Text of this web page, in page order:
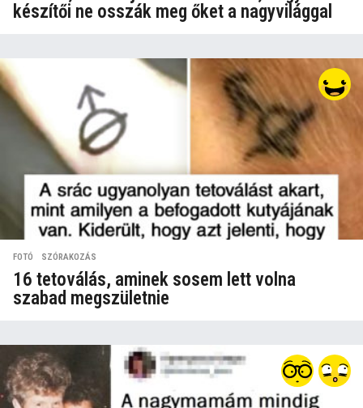
készítői ne osszák meg őket a nagyvilággal
FOTÓ ,SZÓRAKOZÁS
16 tetoválás, aminek sosem lett volna
szabad megszületnie